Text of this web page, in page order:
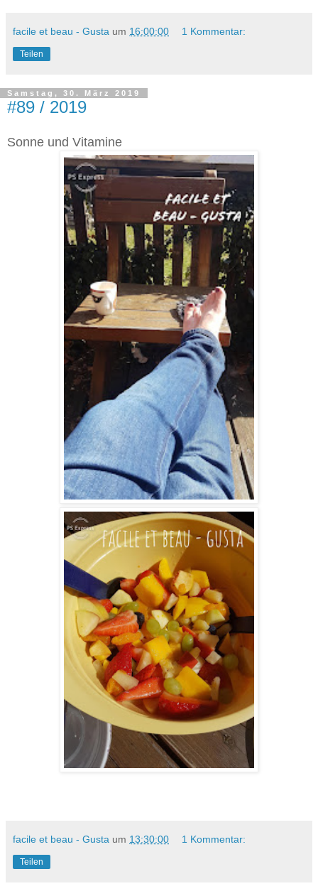
facile et beau - Gusta um 16:00:00 1 Kommentar:
Teilen
Samstag, 30. März 2019
#89 / 2019
Sonne und Vitamine
facile et beau - Gusta um 13:30:00 1 Kommentar:
Teilen